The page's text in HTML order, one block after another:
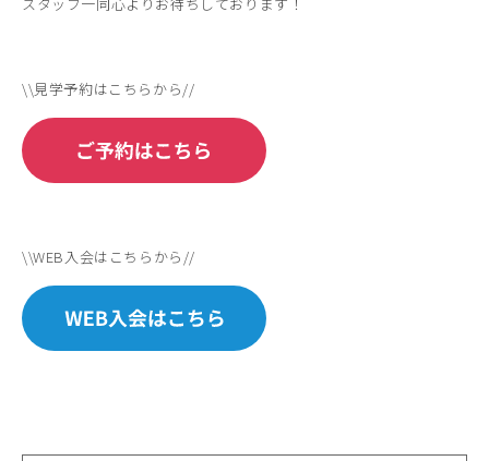
\\見学予約はこちらから//
\\WEB入会はこちらから//